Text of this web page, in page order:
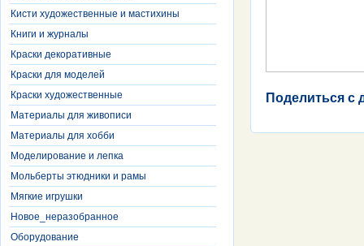
Кисти художественные и мастихины
Книги и журналы
Краски декоративные
Краски для моделей
Краски художественные
Материалы для живописи
Материалы для хобби
Моделирование и лепка
Мольберты этюдники и рамы
Мягкие игрушки
Новое_неразобранное
Оборудование
Поделиться с